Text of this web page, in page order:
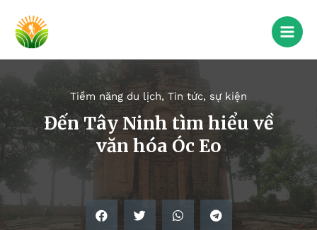
Tiềm năng du lịch, Tin tức, sự kiện
Đến Tây Ninh tìm hiểu về
văn hóa Óc Eo